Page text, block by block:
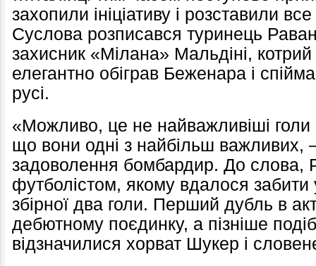
захопили ініціативу і розставили
Суслова розписався туринець
захисник «Мілана» Мальдіні,
елегантно обіграв Беженара і
русі.
«Можливо, це не найважливіші голи
що вони одні з найбільш важливих,
задоволення бомбардир. До слова,
футболістом, якому вдалося забити
збірної два голи. Перший дубль в
дебютному поєдинку, а пізніше
відзначилися хорват Шукер і